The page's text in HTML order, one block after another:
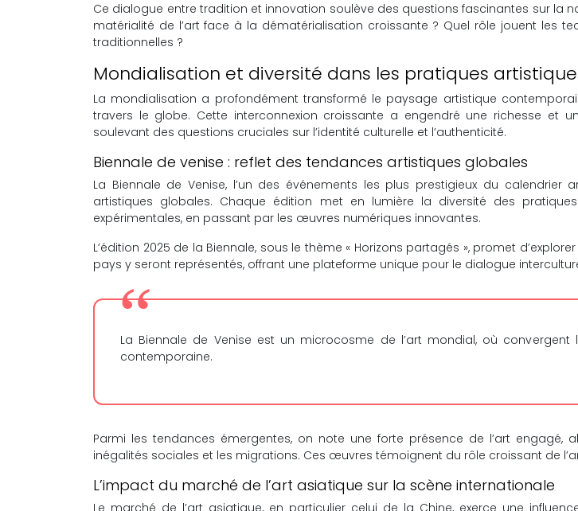
Ce dialogue entre tradition et innovation soulève des questions fascinantes sur la
matérialité de l’art face à la dématérialisation croissante ? Quel rôle jouent les
traditionnelles ?
Mondialisation et diversité dans les pratiques
La mondialisation a profondément transformé le paysage artistique
travers le globe. Cette interconnexion croissante a engendré une richesse et
soulevant des questions cruciales sur l’identité culturelle et l’authenticité.
Biennale de venise : reflet des tendances artistiques globales
La Biennale de Venise, l’un des événements les plus prestigieux du
artistiques globales. Chaque édition met en lumière la diversité des
expérimentales, en passant par les œuvres numériques innovantes.
L’édition 2025 de la Biennale, sous le thème « Horizons partagés », promet
pays y seront représentés, offrant une plateforme unique pour le dialogue
La Biennale de Venise est un microcosme de l’art mondial, où
contemporaine.
Parmi les tendances émergentes, on note une forte présence de l’art
inégalités sociales et les migrations. Ces œuvres témoignent du rôle croissant de
L’impact du marché de l’art asiatique sur la scène internationale